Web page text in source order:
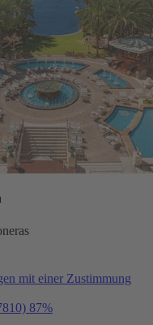
mit einer Zustimmung
87%